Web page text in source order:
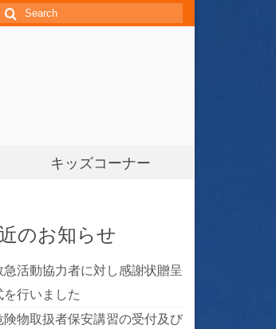
キッズコーナー
のお知らせ
急活動協力者に対し感謝状贈呈
を行いました
険物取扱者保安講習の受付及び